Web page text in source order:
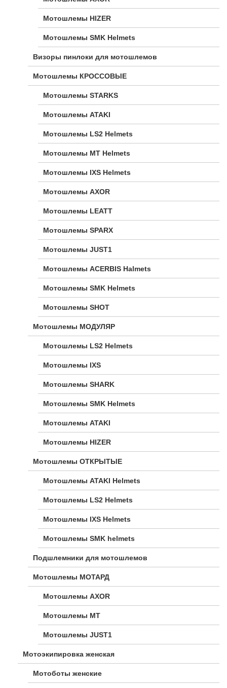
Мотошлемы HIZER
Мотошлемы SMK Helmets
Визоры пинлоки для мотошлемов
Мотошлемы КРОССОВЫЕ
Мотошлемы STARKS
Мотошлемы ATAKI
Мотошлемы LS2 Helmets
Мотошлемы MT Helmets
Мотошлемы IXS Helmets
Мотошлемы AXOR
Мотошлемы LEATT
Мотошлемы SPARX
Мотошлемы JUST1
Мотошлемы ACERBIS Halmets
Мотошлемы SMK Helmets
Мотошлемы SHOT
Мотошлемы МОДУЛЯР
Мотошлемы LS2 Helmets
Мотошлемы IXS
Мотошлемы SHARK
Мотошлемы SMK Helmets
Мотошлемы ATAKI
Мотошлемы HIZER
Мотошлемы ОТКРЫТЫЕ
Мотошлемы ATAKI Helmets
Мотошлемы LS2 Helmets
Мотошлемы IXS Helmets
Мотошлемы SMK helmets
Подшлемники для мотошлемов
Мотошлемы МОТАРД
Мотошлемы AXOR
Мотошлемы MT
Мотошлемы JUST1
Мотоэкипировка женская
Мотоботы женские